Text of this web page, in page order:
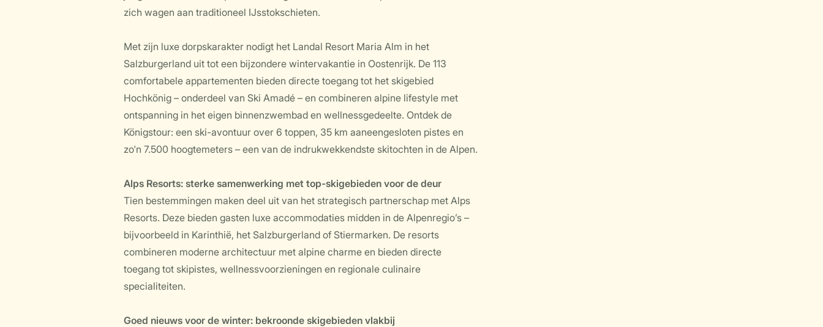
zich wagen aan traditioneel IJsstokschieten.
Met zijn luxe dorpskarakter nodigt het Landal Resort Maria Alm in het
Salzburgerland uit tot een bijzondere wintervakantie in Oostenrijk. De 113
comfortabele appartementen bieden directe toegang tot het skigebied
Hochkönig – onderdeel van Ski Amadé – en combineren alpine lifestyle met
ontspanning in het eigen binnenzwembad en wellnessgedeelte. Ontdek de
Königstour: een ski-avontuur over 6 toppen, 35 km aaneengesloten pistes en
zo'n 7.500 hoogtemeters – een van de indrukwekkendste skitochten in de Alpen.
Alps Resorts: sterke samenwerking met top-skigebieden voor de deur
Tien bestemmingen maken deel uit van het strategisch partnerschap met Alps
Resorts. Deze bieden gasten luxe accommodaties midden in de Alpenregio’s –
bijvoorbeeld in Karinthië, het Salzburgerland of Stiermarken. De resorts
combineren moderne architectuur met alpine charme en bieden directe
toegang tot skipistes, wellnessvoorzieningen en regionale culinaire
specialiteiten.
Goed nieuws voor de winter: bekroonde skigebieden vlakbij